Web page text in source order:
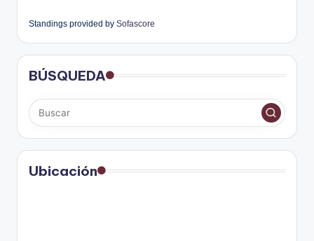
Standings provided by Sofascore
BÚSQUEDA
Ubicación